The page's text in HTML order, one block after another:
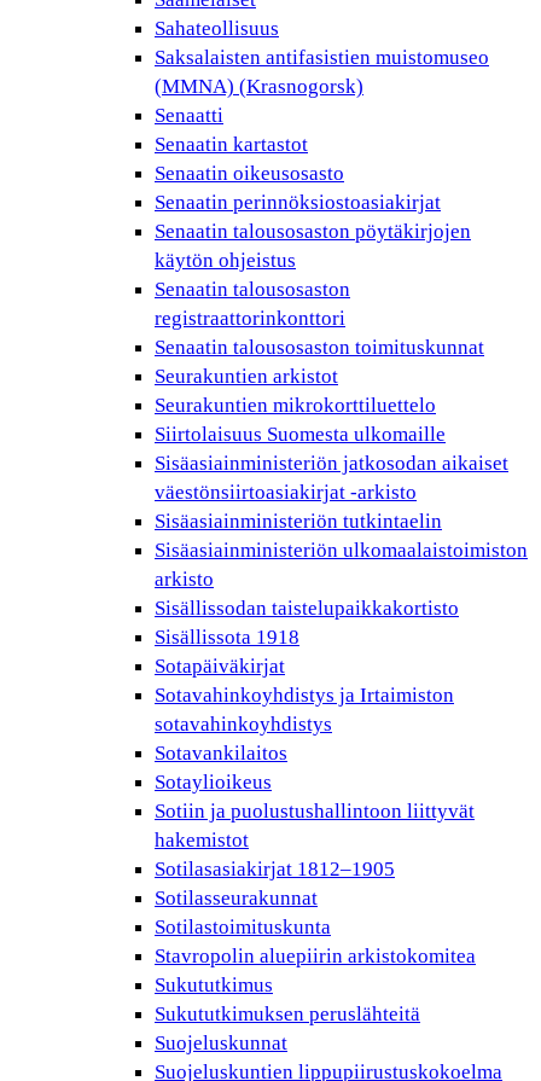
Sahateollisuus
Saksalaisten antifasistien muistomuseo
(MMNA) (Krasnogorsk)
Senaatti
Senaatin kartastot
Senaatin oikeusosasto
Senaatin perinnöksiostoasiakirjat
Senaatin talousosaston pöytäkirjojen
käytön ohjeistus
Senaatin talousosaston
registraattorinkonttori
Senaatin talousosaston toimituskunnat
Seurakuntien arkistot
Seurakuntien mikrokorttiluettelo
Siirtolaisuus Suomesta ulkomaille
Sisäasiainministeriön jatkosodan aikaiset
väestönsiirtoasiakirjat -arkisto
Sisäasiainministeriön tutkintaelin
Sisäasiainministeriön ulkomaalaistoimiston
arkisto
Sisällissodan taistelupaikkakortisto
Sisällissota 1918
Sotapäiväkirjat
Sotavahinkoyhdistys ja Irtaimiston
sotavahinkoyhdistys
Sotavankilaitos
Sotaylioikeus
Sotiin ja puolustushallintoon liittyvät
hakemistot
Sotilasasiakirjat 1812–1905
Sotilasseurakunnat
Sotilastoimituskunta
Stavropolin aluepiirin arkistokomitea
Sukututkimus
Sukututkimuksen peruslähteitä
Suojeluskunnat
Suojeluskuntien lippupiirustuskokoelma